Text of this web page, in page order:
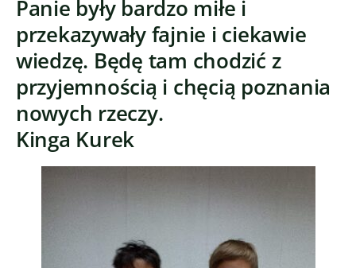
Panie były bardzo miłe i
przekazywały fajnie i ciekawie
wiedzę. Będę tam chodzić z
przyjemnością i chęcią poznania
nowych rzeczy.
Kinga Kurek